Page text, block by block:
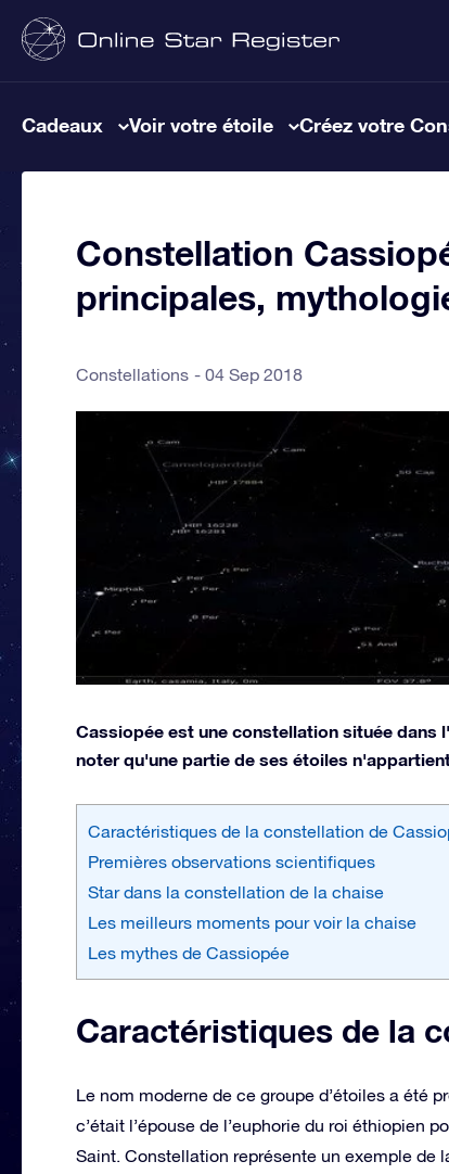
Cadeaux Voir votre étoile Créez votre
Constellation
principales,
Constellations 04 Sep 2018
Cassiopée est une constellation située dans
noter qu'une partie de ses étoiles
Caractéristiques de la constellation de
Premières observations scientifiques
Star dans la constellation de la chaise
Les meilleurs moments pour voir la chaise
Les mythes de Cassiopée
Caractéristiques de la
Le nom moderne de ce groupe d’étoiles a été
c’était l’épouse de l’euphorie du roi éthiopien
Saint. Constellation représente un exemple de